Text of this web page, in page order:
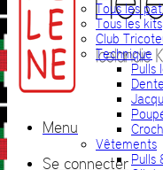
Menu
Se connecter
Tous les
Tous les kits
Club
Technique
Pulls
Vêtements
Pulls